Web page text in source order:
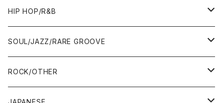
ALBUM&V.A.
10"
12"
ALBUM&V.A.
7"
12"
ALBUM&V.A.
HIP HOP/R&B
7"
12"
ALBUM&V.A.
SOUL/JAZZ/RARE GROOVE
7"
10"
ROCK/OTHER
7"